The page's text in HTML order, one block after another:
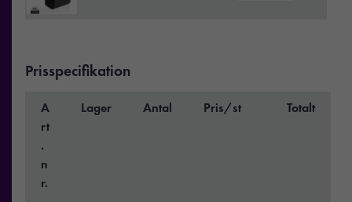
Prisspecifikation
A
rt
.
n
r.
Lager Antal Pris/st Totalt